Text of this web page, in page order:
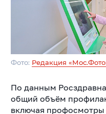
Фото: Редакция
По данным
общий объём
включая